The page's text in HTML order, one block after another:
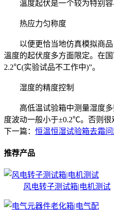
溫度起伏是一个较为特别容
热应力匀称度
以便更恰当地仿真模拟商品
溫度的起伏度多方面限定。在
2.2℃(实验试品不工作中)”。
湿度的精度控制
高低温试验箱中测量湿度多
度波动一般小于±0.2℃。否则很
下一篇： 恒温恒湿试验箱去霜
推荐产品
风电转子测试箱|电机测试